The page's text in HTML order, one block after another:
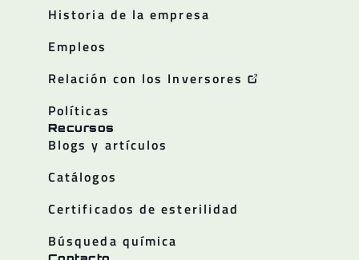
Historia de la empresa
Empleos
Relación con los Inversores
Políticas
Recursos
Blogs y artículos
Catálogos
Certificados de esterilidad
Búsqueda química